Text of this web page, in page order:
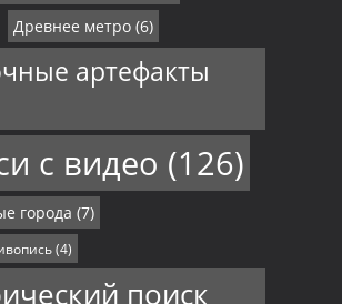
Древнее метро(6)
артефакты
с видео (126)
города (7)
(4)
поиск